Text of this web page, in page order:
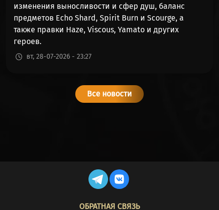
VINDICTA
(ВИНДИКТА)
51% 48% 4245
VISCOUS
(ВЯЗКУС)
51%
50% 49%
49% 50%
изменения выносливости и сфер душ, баланс
предметов Echo Shard, Spirit Burn и Scourge, а
также правки Haze, Viscous, Yamato и других
героев.
вт, 28-07-2026 - 23:27
Все новости
ОБРАТНАЯ СВЯЗЬ